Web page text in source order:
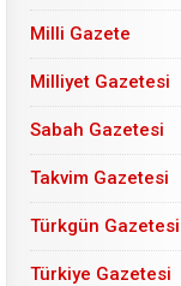
Milli Gazete
Milliyet Gazetesi
Sabah Gazetesi
Takvim Gazetesi
Türkgün Gazetesi
Türkiye Gazetesi